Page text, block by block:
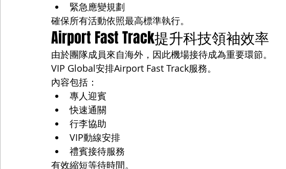
緊急應變規劃
確保所有活動依照最高標準執行。
Airport Fast Track提升科技領袖效率
由於團隊成員來自海外，因此機場接待成為重要環節。
VIP Global安排Airport Fast Track服務。
內容包括：
專人迎賓
快速通關
行李協助
VIP動線安排
禮賓接待服務
有效縮短等待時間。